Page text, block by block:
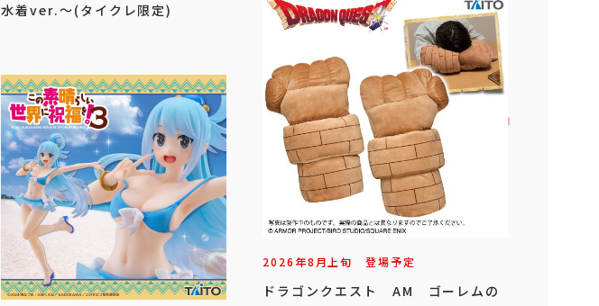
水着ver.～(タイクレ限定)
2026年8月上旬 登場予定
ドラゴンクエスト AM ゴーレムの